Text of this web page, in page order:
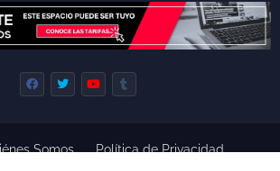
Somos
Política de Privacidad